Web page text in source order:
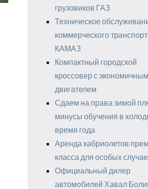
грузовиков ГАЗ
Техническое
коммерческого
КАМАЗ
Компактный городской
кроссовер с экономичным
двигателем
Сдаем на права зимой
минусы обучения в
время года
Аренда кабриолетов
класса для особых
Официальный дилер
автомобилей Хавал